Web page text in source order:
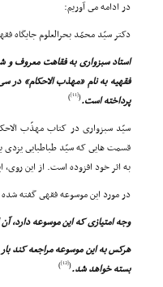
در ادامه مى آوریم:
دکتر سیّد محمّد بحرالعلوم جایگاه
استاد سبزوارى به فقاهت معروف و
فقهیه به نام «مهذب الاحکام» در
پرداخته است.(
[11]
)
سیّد سبزوارى در کتاب مهذّب
قسمت هایى که سیّد طباطبایى یزدى
به اثر خود افزوده است. از این
در مورد این موسوعه فقهى گفته
وجه امتیازى که این موسوعه دارد،
هرکس به این موسوعه مراجعه کند
بسته خواهد شد.(
[12]
)